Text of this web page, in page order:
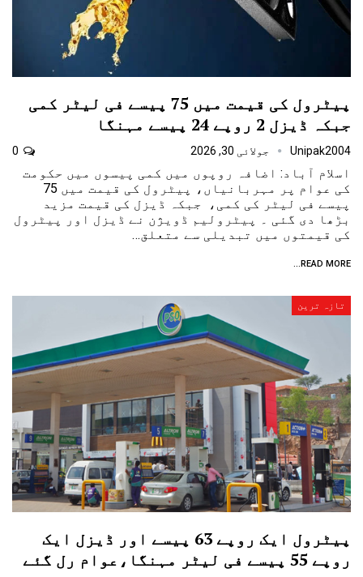
پیٹرول کی قیمت میں 75 پیسے فی لیٹر کمی
جبکہ ڈیزل 2 روپے 24 پیسے مہنگا
Unipak2004 جولائی 30, 2026
اسلام آباد: اضافہ روپوں میں کمی پیسوں میں حکومت
کی عوام پر مہربانیاں، پیٹرول کی قیمت میں 75
پیسے فی لیٹر کی کمی، جبکہ ڈیزل کی قیمت مزید
بڑھا دی گئی ۔ پیٹرولیم ڈویژن نے ڈیزل اور پیٹرول
کی قیمتوں میں تبدیلی سے متعلق…
READ MORE...
تازہ ترین
پیٹرول ایک روپے 63 پیسے اور ڈیزل ایک
روپے 55 پیسے فی لیٹر مہنگا،عوام رل گئے